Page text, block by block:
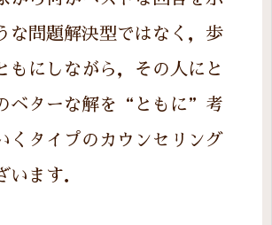
な問題解決型ではなく，歩
もにしながら，その人にと
ベターな解を“ともに”考
くタイプのカウンセリング
います．